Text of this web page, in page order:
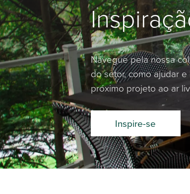
Navegue pela nossa
do setor, como ajudar
próximo projeto ao ar
Inspire-se